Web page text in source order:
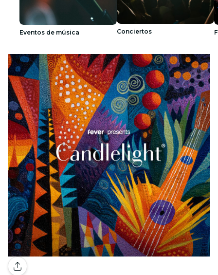
Eventos de música Conciertos
Galería